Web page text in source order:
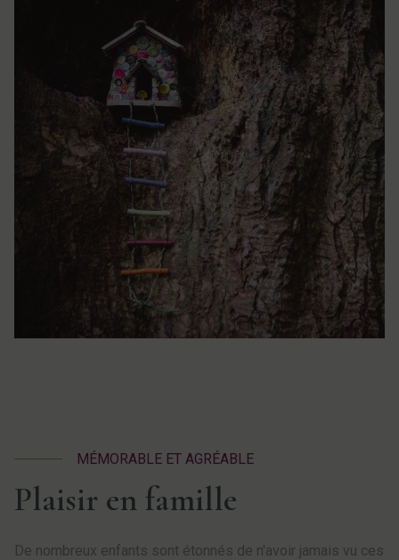
MÉMORABLE ET AGRÉABLE
Plaisir en famille
De nombreux enfants sont étonnés de n'avoir jamais vu ces